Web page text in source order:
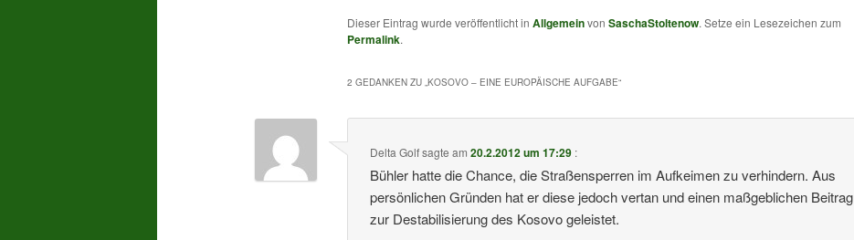
Dieser Eintrag wurde veröffentlicht in Allgemeinvon SaschaStoltenow. Setze ein Lesezeichen zum
Permalink.
2 GEDANKEN ZU „KOSOVO – EINE EUROPÄISCHE AUFGABE“
Delta Golfsagte am20.2.2012 um 17:29 :
Bühler hatte die Chance, die Straßensperren im Aufkeimen zu verhindern. Aus
persönlichen Gründen hat er diese jedoch vertan und einen maßgeblichen Beitrag
zur Destabilisierung des Kosovo geleistet.